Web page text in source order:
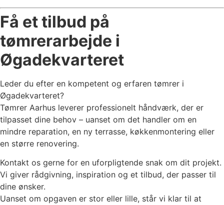
Få et tilbud på
tømrerarbejde i
Øgadekvarteret
Leder du efter en kompetent og erfaren tømrer i
Øgadekvarteret?
Tømrer Aarhus leverer professionelt håndværk, der er
tilpasset dine behov – uanset om det handler om en
mindre reparation, en ny terrasse, køkkenmontering eller
en større renovering.
Kontakt os gerne for en uforpligtende snak om dit projekt.
Vi giver rådgivning, inspiration og et tilbud, der passer til
dine ønsker.
Uanset om opgaven er stor eller lille, står vi klar til at